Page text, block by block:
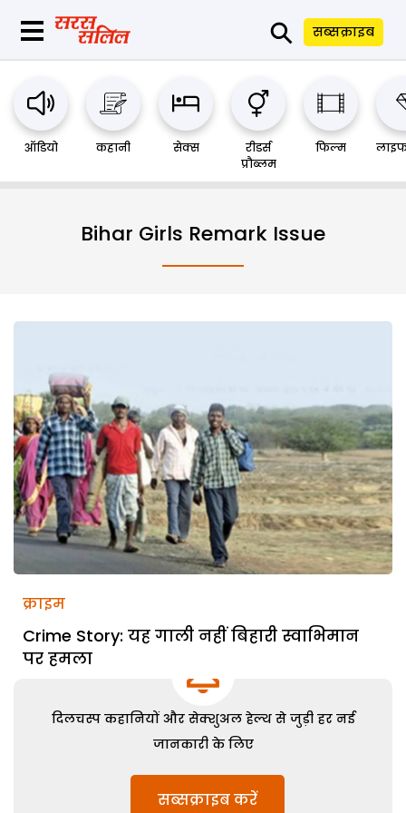
⚲ सब्सक्राइब
ऑडियो कहानी सेक्स
रीडर्स
प्रौब्लम
फिल्म
Bihar Girls Remark Issue
क्राइम
Crime Story: यह गाली नहीं बिहारी स्वाभिमान
पर हमला
दिलचस्प कहानियों और सेक्शुअल हेल्थ से जुड़ी हर नई
जानकारी के लिए
सब्सक्राइब करें